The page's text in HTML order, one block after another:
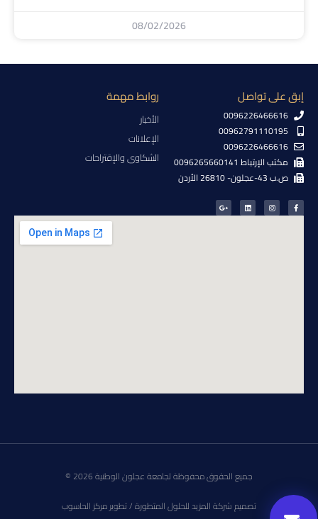
08/02/2026
إبق على تواصل
0096226466616
00962791110195
0096226466616
مكتب الإرتباط 0096265660141
ص.ب 43-عجلون- 26810 الأردن
روابط مهمة
الأخبار
الإعلانات
الشكاوى والإقتراحات
جميع الحقوق محفوظة لجامعة عجلون الوطنية 2026 ©
تصميم شركة المزيد للحلول المتطورة / تطوير مركز الحاسوب